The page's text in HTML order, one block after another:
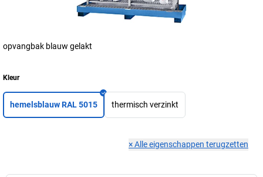
opvangbak blauw gelakt
Kleur
hemelsblauw RAL 5015 thermisch verzinkt
×Alle eigenschappen terugzetten